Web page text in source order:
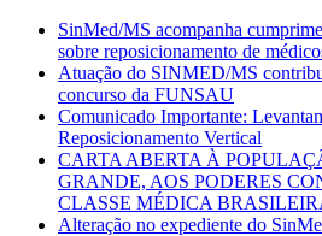
SinMed/MS acompanha
sobre reposicionamento de
Atuação do SINMED/MS
concurso da FUNSAU
Comunicado Importante:
Reposicionamento Vertical
CARTA ABERTA À
GRANDE, AOS PODERES
CLASSE MÉDICA
Alteração no expediente do